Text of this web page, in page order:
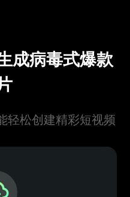
成病毒式爆款
轻松创建精彩短视频